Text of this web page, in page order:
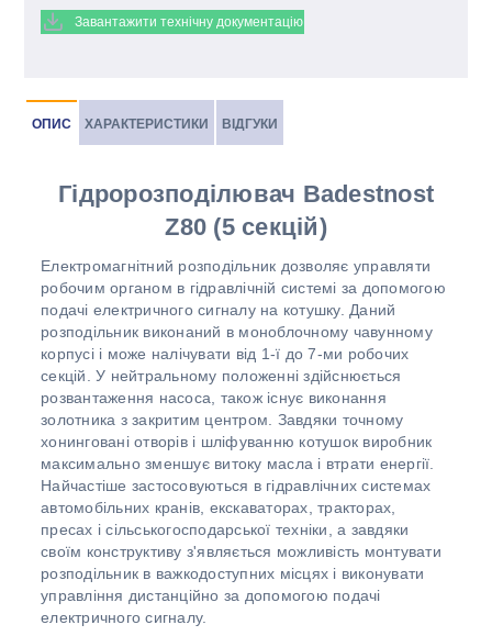
Завантажити технічну документацію
ОПИС ХАРАКТЕРИСТИКИ ВІДГУКИ
Гідророзподілювач Badestnost
Z80 (5 секцій)
Електромагнітний розподільник дозволяє управляти
робочим органом в гідравлічній системі за допомогою
подачі електричного сигналу на котушку. Даний
розподільник виконаний в моноблочному чавунному
корпусі і може налічувати від 1-ї до 7-ми робочих
секцій. У нейтральному положенні здійснюється
розвантаження насоса, також існує виконання
золотника з закритим центром. Завдяки точному
хонинговані отворів і шліфуванню котушок виробник
максимально зменшує витоку масла і втрати енергії.
Найчастіше застосовуються в гідравлічних системах
автомобільних кранів, екскаваторах, тракторах,
пресах і сільськогосподарської техніки, а завдяки
своїм конструктиву з'являється можливість монтувати
розподільник в важкодоступних місцях і виконувати
управління дистанційно за допомогою подачі
електричного сигналу.